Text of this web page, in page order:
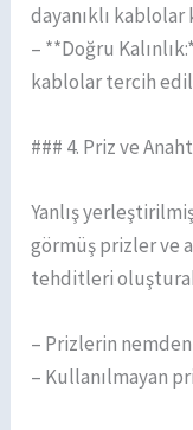
dayanıklı kablolar
– **Doğru
kablolar tercih
### 4. Priz ve
Yanlış
görmüş prizler ve
tehditleri
– Prizlerin
– Kullanılmayan